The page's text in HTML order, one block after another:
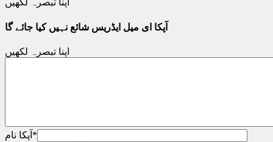
اپنا تبصرہ لکھیں
آپکا ای میل ایڈریس شائع نہیں کیا جائے گا
اپنا تبصرہ لکھیں
آپکا نام *